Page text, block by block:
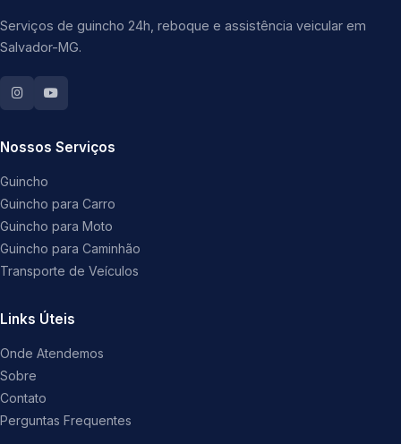
Serviços de guincho 24h, reboque e assistência veicular em
Salvador-MG.
Nossos Serviços
Guincho
Guincho para Carro
Guincho para Moto
Guincho para Caminhão
Transporte de Veículos
Links Úteis
Onde Atendemos
Sobre
Contato
Perguntas Frequentes